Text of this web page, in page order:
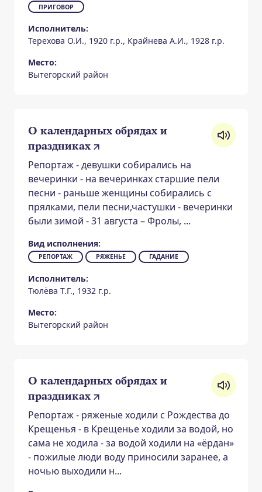
ПРИГОВОР
Исполнитель:
Терехова О.И., 1920 г.р., Крайнева А.И., 1928 г.р.
Место:
Вытегорский район
О календарных обрядах и
праздниках
Репортаж - девушки собирались на
вечеринки - на вечеринках старшие пели
песни - раньше женщины собирались с
прялками, пели песни,частушки - вечеринки
были зимой - 31 августа – Фролы, ...
Вид исполнения:
РЕПОРТАЖ РЯЖЕНЬЕ ГАДАНИЕ
Исполнитель:
Тюлёва Т.Г., 1932 г.р.
Место:
Вытегорский район
О календарных обрядах и
праздниках
Репортаж - ряженые ходили с Рождества до
Крещенья - в Крещенье ходили за водой, но
сама не ходила - за водой ходили на «ёрдан»
- пожилые люди воду приносили заранее, а
ночью выходили н...